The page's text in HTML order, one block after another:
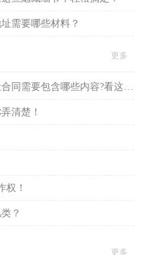
需要哪些材料？
更多
汇标网分享丨注意！软件著作权转让合同需要包含哪些内容?看这8大方面！
清楚！
权！
？
更多